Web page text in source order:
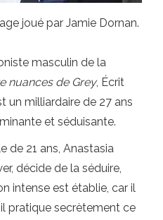
joué par Jamie Dornan.
masculin de la
nuances de Grey, Écrit
un milliardaire de 27 ans
et séduisante.
de 21 ans, Anastasia
décide de la séduire,
intense est établie, car il
pratique secrètement ce